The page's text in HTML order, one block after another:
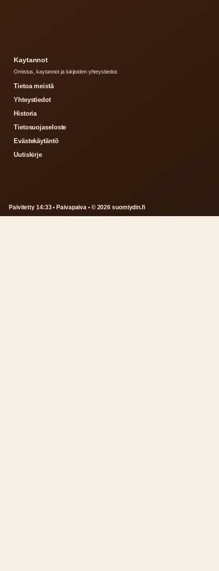
Kaytannot
Omistus, kaytannot ja lukijoiden yhteystiedot.
Tietoa meistä
Yhteystiedot
Historia
Tietosuojaseloste
Evästekäytäntö
Uutiskirje
Paivitetty 14:33 • Paivapaiva • © 2026 suomiydin.fi